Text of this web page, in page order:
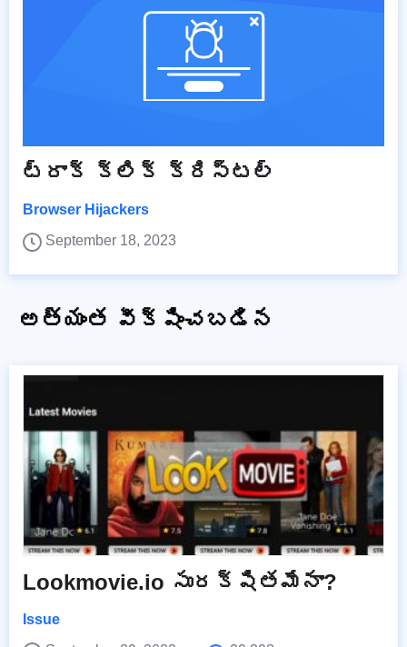
ట్రాక్ క్లిక్ క్రిస్టల్
Browser Hijackers
September 18, 2023
అత్యంత వీక్షించబడిన
Lookmovie.io సురక్షితమేనా?
Issue